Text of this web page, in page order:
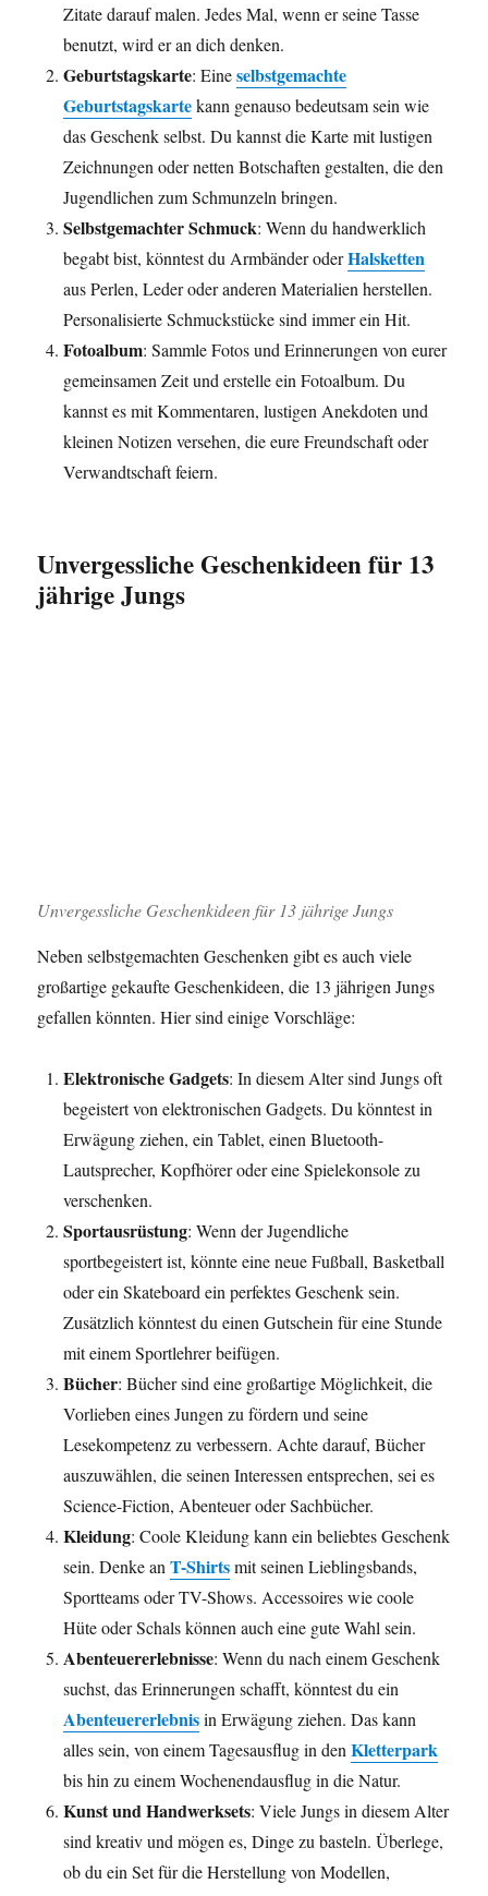
Zitate darauf malen. Jedes Mal, wenn er seine Tasse
benutzt, wird er an dich denken.
Geburtstagskarte: Eineselbstgemachte
Geburtstagskartekann genauso bedeutsam sein wie
das Geschenk selbst. Du kannst die Karte mit lustigen
Zeichnungen oder netten Botschaften gestalten, die den
Jugendlichen zum Schmunzeln bringen.
Selbstgemachter Schmuck: Wenn du handwerklich
begabt bist, könntest du Armbänder oderHalsketten
aus Perlen, Leder oder anderen Materialien herstellen.
Personalisierte Schmuckstücke sind immer ein Hit.
Fotoalbum: Sammle Fotos und Erinnerungen von eurer
gemeinsamen Zeit und erstelle ein Fotoalbum. Du
kannst es mit Kommentaren, lustigen Anekdoten und
kleinen Notizen versehen, die eure Freundschaft oder
Verwandtschaft feiern.
Unvergessliche Geschenkideen für 13
jährige Jungs
Unvergessliche Geschenkideen für 13 jährige Jungs
Neben selbstgemachten Geschenken gibt es auch viele
großartige gekaufte Geschenkideen, die 13 jährigen Jungs
gefallen könnten. Hier sind einige Vorschläge:
Elektronische Gadgets: In diesem Alter sind Jungs oft
begeistert von elektronischen Gadgets. Du könntest in
Erwägung ziehen, ein Tablet, einen Bluetooth-
Lautsprecher, Kopfhörer oder eine Spielekonsole zu
verschenken.
Sportausrüstung: Wenn der Jugendliche
sportbegeistert ist, könnte eine neue Fußball, Basketball
oder ein Skateboard ein perfektes Geschenk sein.
Zusätzlich könntest du einen Gutschein für eine Stunde
mit einem Sportlehrer beifügen.
Bücher: Bücher sind eine großartige Möglichkeit, die
Vorlieben eines Jungen zu fördern und seine
Lesekompetenz zu verbessern. Achte darauf, Bücher
auszuwählen, die seinen Interessen entsprechen, sei es
Science-Fiction, Abenteuer oder Sachbücher.
Kleidung: Coole Kleidung kann ein beliebtes Geschenk
sein. Denke anT-Shirtsmit seinen Lieblingsbands,
Sportteams oder TV-Shows. Accessoires wie coole
Hüte oder Schals können auch eine gute Wahl sein.
Abenteuererlebnisse: Wenn du nach einem Geschenk
suchst, das Erinnerungen schafft, könntest du ein
Abenteuererlebnisin Erwägung ziehen. Das kann
alles sein, von einem Tagesausflug in denKletterpark
bis hin zu einem Wochenendausflug in die Natur.
Kunst und Handwerksets: Viele Jungs in diesem Alter
sind kreativ und mögen es, Dinge zu basteln. Überlege,
ob du ein Set für die Herstellung von Modellen,